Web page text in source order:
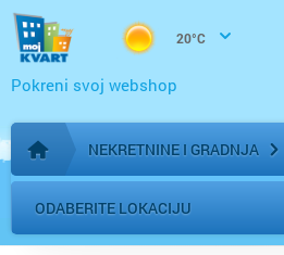
20°C
Pokreni svoj webshop
Početna stranica
NEKRETNINE I GRADNJA
ODABERITE LOKACIJU